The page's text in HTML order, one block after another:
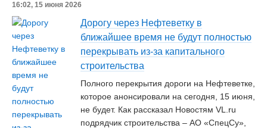
16:02, 15 июня 2026
Дорогу через Нефтеветку в
ближайшее время не будут полностью
перекрывать из-за капитального
строительства
Полного перекрытия дороги на Нефтеветке,
которое анонсировали на сегодня, 15 июня,
не будет. Как рассказал Новостям VL.ru
подрядчик строительства – АО «СпецСу»,